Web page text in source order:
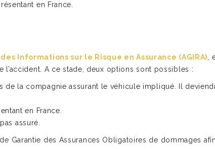
en France.
Informations sur le Risque en Assurance (AGIRA) ,
A ce stade, deux options sont possibles :
de la compagnie assurant le véhicule impliqué. Il
en France.
assuré.
Garantie des Assurances Obligatoires de dommages